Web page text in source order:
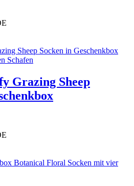
Grazing Sheep